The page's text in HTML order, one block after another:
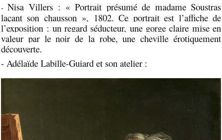
- Nisa Villers : « Portrait présumé de madame Soustras
laçant son chausson », 1802. Ce portrait est l’affiche de
l’exposition : un regard séducteur, une gorge claire mise en
valeur par le noir de la robe, une cheville érotiquement
découverte.
- Adélaïde Labille-Guiard et son atelier :